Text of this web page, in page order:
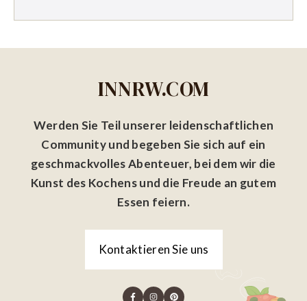
INNRW.COM
Werden Sie Teil unserer leidenschaftlichen
Community und begeben Sie sich auf ein
geschmackvolles Abenteuer, bei dem wir die
Kunst des Kochens und die Freude an gutem
Essen feiern.
Kontaktieren Sie uns